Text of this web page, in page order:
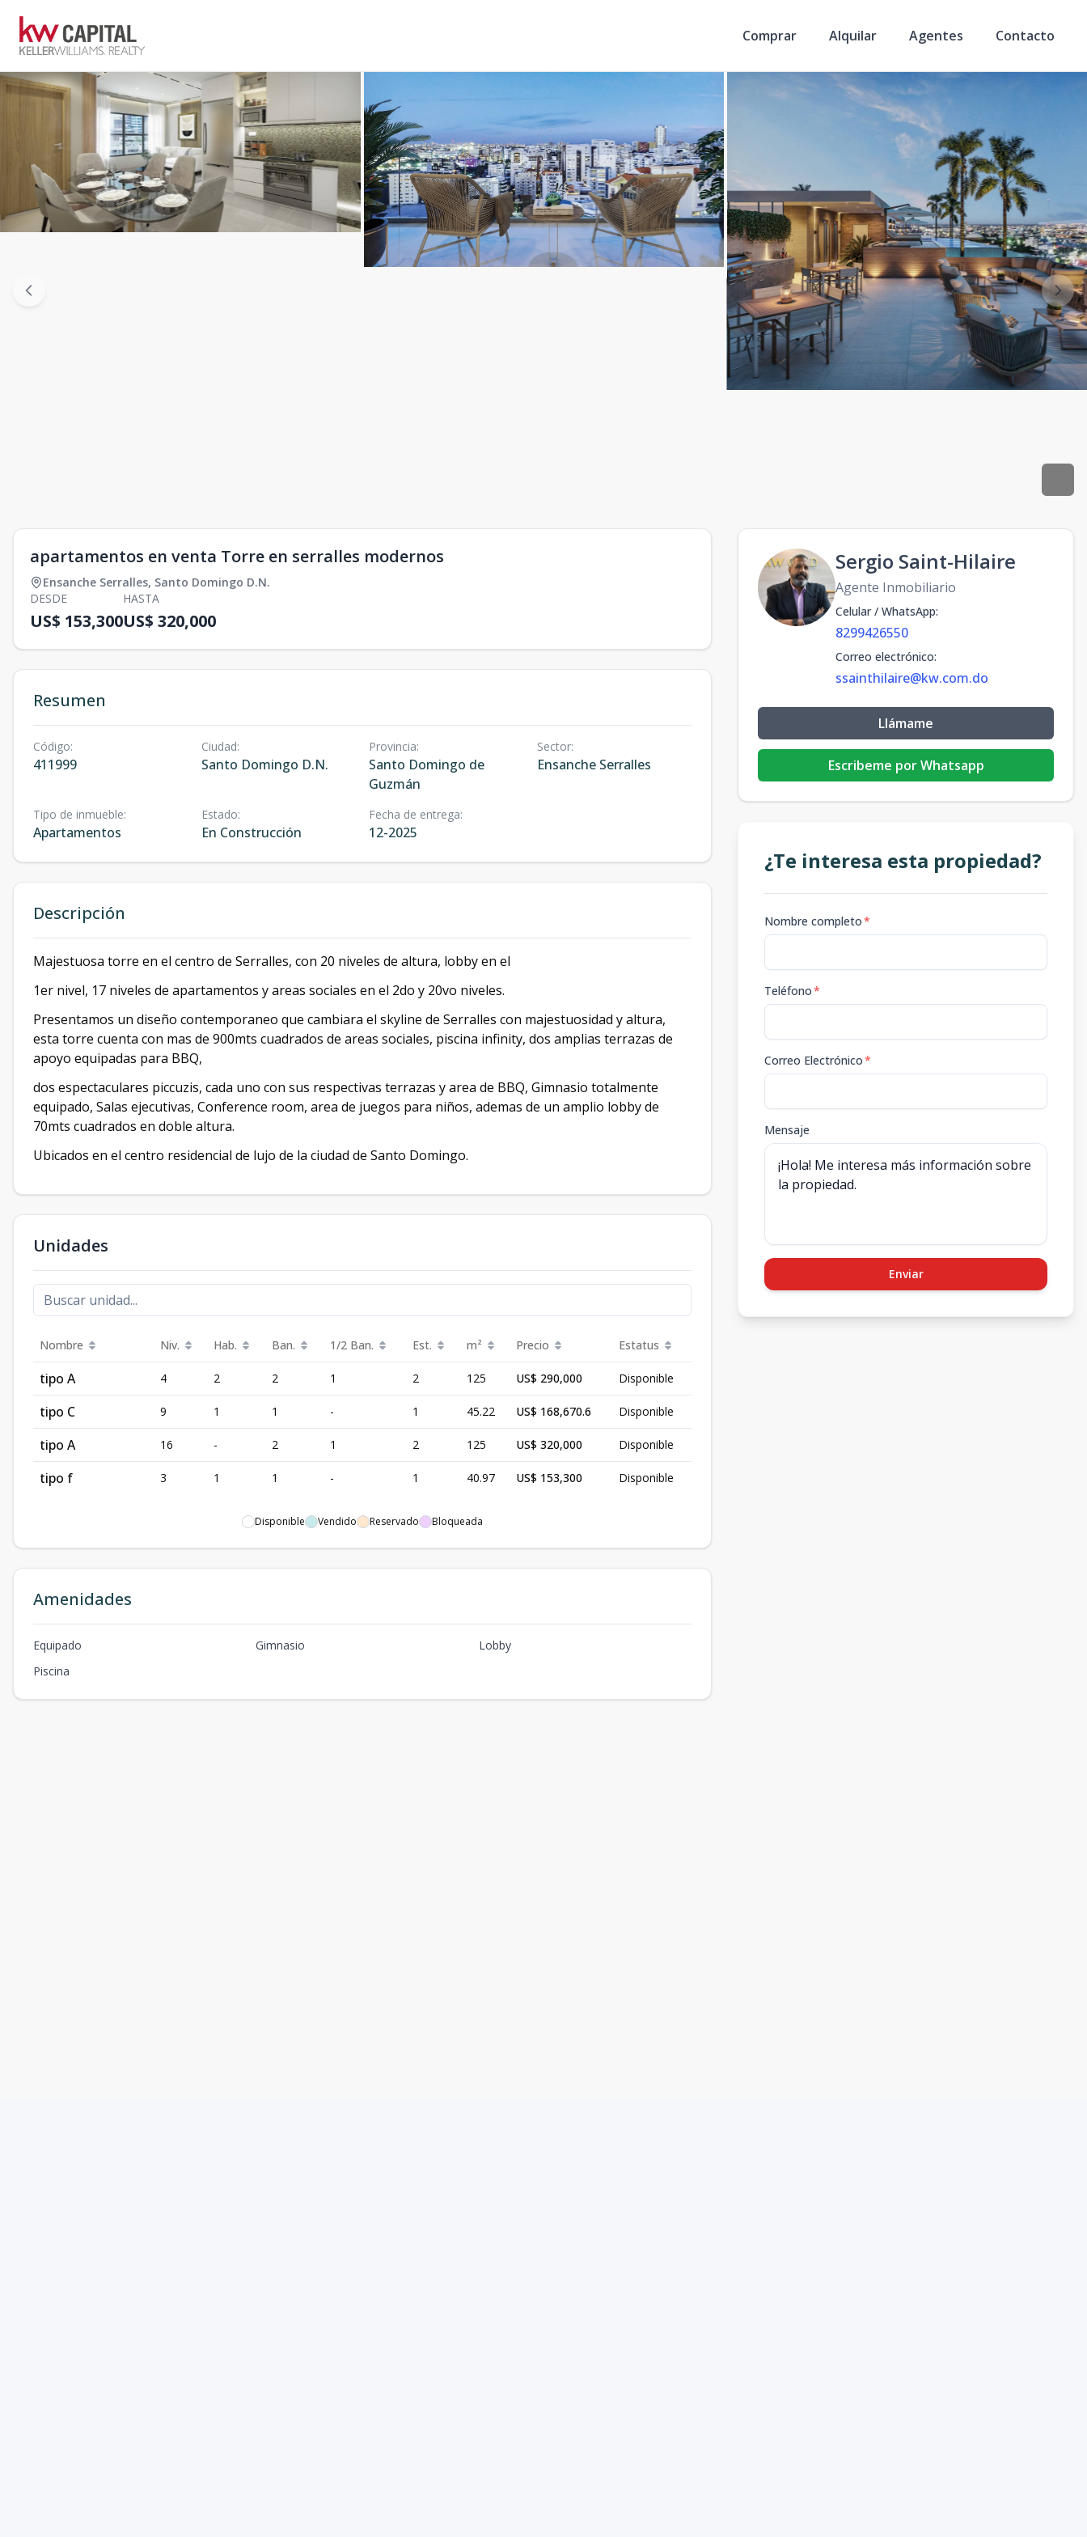
Comprar Alquilar Agentes Contacto
apartamentos en venta Torre en serralles modernos
Ensanche Serralles, Santo Domingo D.N.
DESDE
US$ 153,300
HASTA
US$ 320,000
Resumen
Código:
411999
Ciudad:
Santo Domingo D.N.
Provincia:
Santo Domingo de
Guzmán
Sector:
Ensanche Serralles
Tipo de inmueble:
Apartamentos
Estado:
En Construcción
Fecha de entrega:
12-2025
Descripción
Majestuosa torre en el centro de Serralles, con 20 niveles de altura, lobby en el
1er nivel, 17 niveles de apartamentos y areas sociales en el 2do y 20vo niveles.
Presentamos un diseño contemporaneo que cambiara el skyline de Serralles con majestuosidad y altura,
esta torre cuenta con mas de 900mts cuadrados de areas sociales, piscina infinity, dos amplias terrazas de
apoyo equipadas para BBQ,
dos espectaculares piccuzis, cada uno con sus respectivas terrazas y area de BBQ, Gimnasio totalmente
equipado, Salas ejecutivas, Conference room, area de juegos para niños, ademas de un amplio lobby de
70mts cuadrados en doble altura.
Ubicados en el centro residencial de lujo de la ciudad de Santo Domingo.
Unidades
Nombre Niv. Hab. Ban. 1/2 Ban. Est. m² Precio Estatus
tipo A 4 2 2 1 2 125 US$ 290,000 Disponible
tipo C 9 1 1 - 1 45.22 US$ 168,670.6 Disponible
tipo A 16 - 2 1 2 125 US$ 320,000 Disponible
tipo f 3 1 1 - 1 40.97 US$ 153,300 Disponible
Disponible Vendido Reservado Bloqueada
Amenidades
Equipado Gimnasio
Lobby
Piscina
Sergio Saint-Hilaire
Agente Inmobiliario
Celular / WhatsApp:
8299426550
Correo electrónico:
ssainthilaire@kw.com.do
Llámame
Escribeme por Whatsapp
¿Te interesa esta propiedad?
Nombre completo*
Teléfono*
Correo Electrónico*
Mensaje
Enviar